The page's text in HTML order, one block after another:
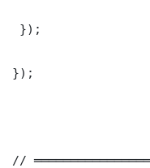
});
});
//